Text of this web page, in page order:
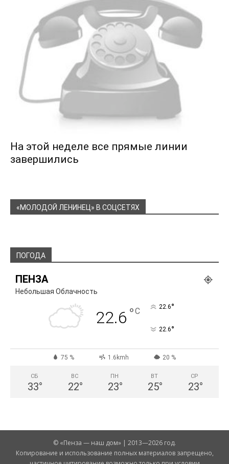
На этой неделе все прямые линии
завершились
«МОЛОДОЙ ЛЕНИНЕЦ» В СОЦСЕТЯХ
ПОГОДА
ПЕНЗА
Небольшая Облачность
22.6 °C 22.6°
22.6°
75 % 1.6kmh 20 %
СБ
33°
ВС
22°
ПН
23°
ВТ
25°
СР
23°
© «Пенза — наш дом» | 2013—2026 год.
Копирование и использование полных материалов запрещено,